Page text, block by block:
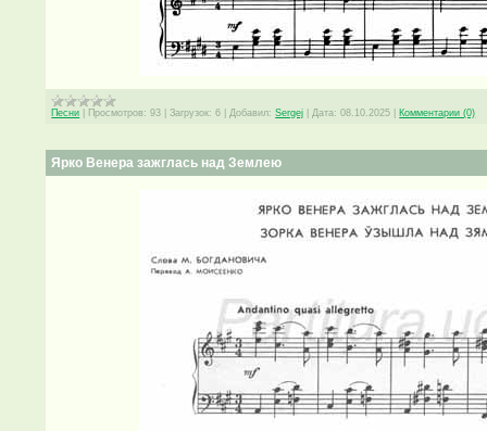
Песни Просмотров: 93 |Загрузок: 6 |Добавил: Sergej |Дата: 08.10.2025 Комментарии (0)
Ярко Венера зажглась над Землею